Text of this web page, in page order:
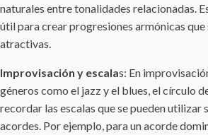
naturales entre tonalidades relacionadas.
útil para crear progresiones armónicas que
atractivas.
Improvisación y escalas: En
géneros como el jazz y el blues, el círculo
recordar las escalas que se pueden utilizar
acordes. Por ejemplo, para un acorde